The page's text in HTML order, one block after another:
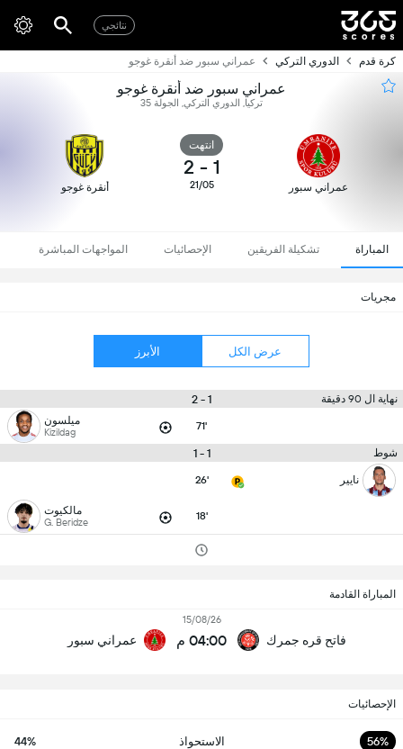
نتائجي
كرة قدم الدوري التركي عمراني سبور ضد أنقرة غوجو
عمراني سبور ضد أنقرة غوجو
تركيا, الدوري التركي, الجولة 35
عمراني سبور
انتهت
1
-
2
21/05 أنقرة غوجو
المباراة تشكيلة الفريقين الإحصائيات المواجهات المباشرة
مجريات
عرض الكل الأبرز
نهاية ال 90 دقيقة 1 - 2
71' ميلسون
Kizildag
شوط 1 - 1
نايير 26'
18' مالكيوت
G. Beridze
المباراة القادمة
فاتح قره جمرك
15/08/26
04:00 م عمراني سبور
الإحصائيات
56% الاستحواذ 44%